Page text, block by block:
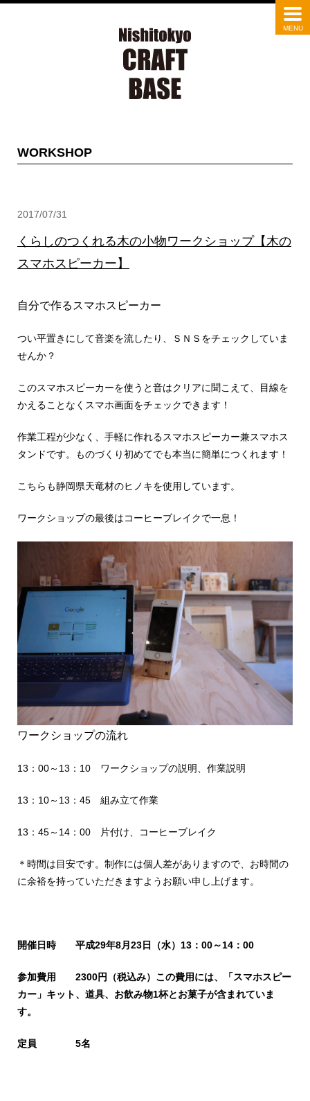
WORKSHOP
2017/07/31
くらしのつくれる木の小物ワークショップ【木の
スマホスピーカー】
自分で作るスマホスピーカー
つい平置きにして音楽を流したり、ＳＮＳをチェックしていま
せんか？
このスマホスピーカーを使うと音はクリアに聞こえて、目線を
かえることなくスマホ画面をチェックできます！
作業工程が少なく、手軽に作れるスマホスピーカー兼スマホス
タンドです。ものづくり初めてでも本当に簡単につくれます！
こちらも静岡県天竜材のヒノキを使用しています。
ワークショップの最後はコーヒーブレイクで一息！
ワークショップの流れ
13：00～13：10 ワークショップの説明、作業説明
13：10～13：45 組み立て作業
13：45～14：00 片付け、コーヒーブレイク
＊時間は目安です。制作には個人差がありますので、お時間の
に余裕を持っていただきますようお願い申し上げます。
開催日時 平成29年8月23日（水）13：00～14：00
参加費用 2300円（税込み）この費用には、「スマホスピー
カー」キット、道具、お飲み物1杯とお菓子が含まれていま
す。
定員 5名